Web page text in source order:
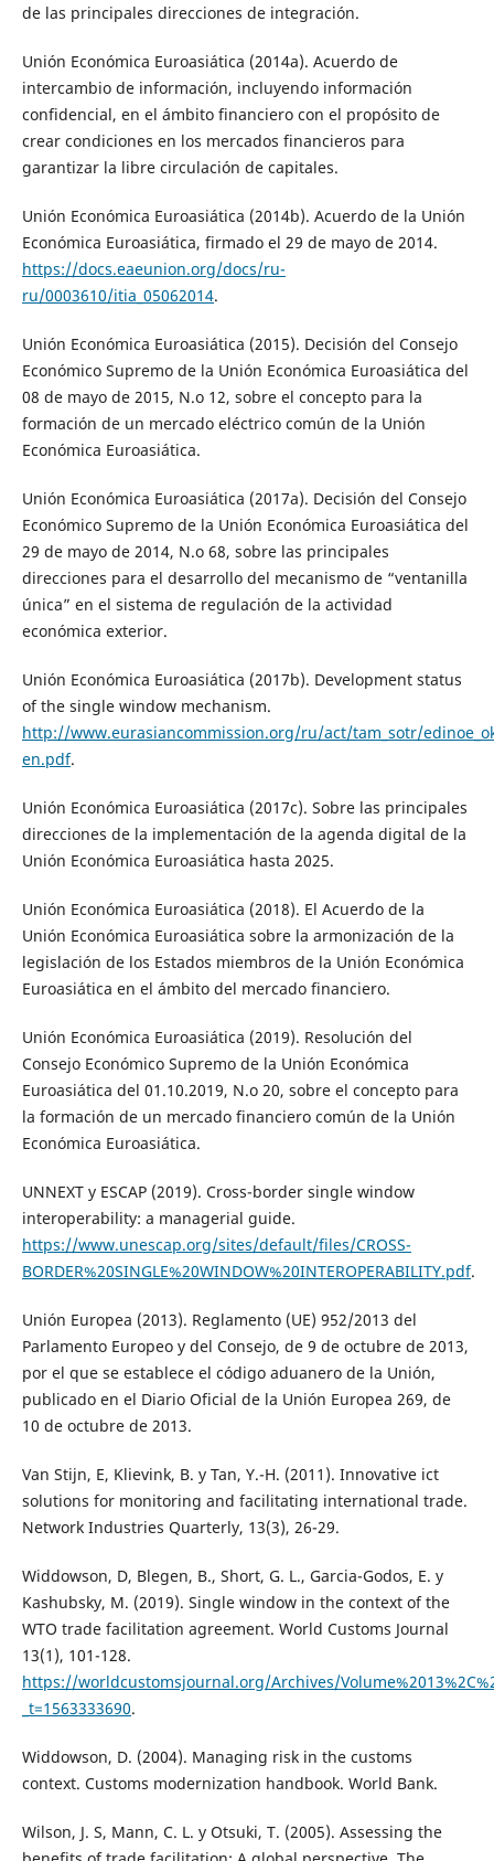
de las principales direcciones de integración.
Unión Económica Euroasiática (2014a). Acuerdo de
intercambio de información, incluyendo información
confidencial, en el ámbito financiero con el propósito de
crear condiciones en los mercados financieros para
garantizar la libre circulación de capitales.
Unión Económica Euroasiática (2014b). Acuerdo de la Unión
Económica Euroasiática, firmado el 29 de mayo de 2014.
https://docs.eaeunion.org/docs/ru-
ru/0003610/itia_05062014.
Unión Económica Euroasiática (2015). Decisión del Consejo
Económico Supremo de la Unión Económica Euroasiática del
08 de mayo de 2015, N.o 12, sobre el concepto para la
formación de un mercado eléctrico común de la Unión
Económica Euroasiática.
Unión Económica Euroasiática (2017a). Decisión del Consejo
Económico Supremo de la Unión Económica Euroasiática del
29 de mayo de 2014, N.o 68, sobre las principales
direcciones para el desarrollo del mecanismo de “ventanilla
única” en el sistema de regulación de la actividad
económica exterior.
Unión Económica Euroasiática (2017b). Development status
of the single window mechanism.
http://www.eurasiancommission.org/ru/act/tam_sotr/
en.pdf.
Unión Económica Euroasiática (2017c). Sobre las principales
direcciones de la implementación de la agenda digital de la
Unión Económica Euroasiática hasta 2025.
Unión Económica Euroasiática (2018). El Acuerdo de la
Unión Económica Euroasiática sobre la armonización de la
legislación de los Estados miembros de la Unión Económica
Euroasiática en el ámbito del mercado financiero.
Unión Económica Euroasiática (2019). Resolución del
Consejo Económico Supremo de la Unión Económica
Euroasiática del 01.10.2019, N.o 20, sobre el concepto para
la formación de un mercado financiero común de la Unión
Económica Euroasiática.
UNNEXT y ESCAP (2019). Cross-border single window
interoperability: a managerial guide.
https://www.unescap.org/sites/default/files/CROSS-
BORDER%20SINGLE%20WINDOW%20INTEROPERABILITY.pdf.
Unión Europea (2013). Reglamento (UE) 952/2013 del
Parlamento Europeo y del Consejo, de 9 de octubre de 2013,
por el que se establece el código aduanero de la Unión,
publicado en el Diario Oficial de la Unión Europea 269, de
10 de octubre de 2013.
Van Stijn, E, Klievink, B. y Tan, Y.-H. (2011). Innovative ict
solutions for monitoring and facilitating international trade.
Network Industries Quarterly, 13(3), 26-29.
Widdowson, D, Blegen, B., Short, G. L., Garcia-Godos, E. y
Kashubsky, M. (2019). Single window in the context of the
WTO trade facilitation agreement. World Customs Journal
13(1), 101-128.
https://worldcustomsjournal.org/Archives/
_t=1563333690.
Widdowson, D. (2004). Managing risk in the customs
context. Customs modernization handbook. World Bank.
Wilson, J. S, Mann, C. L. y Otsuki, T. (2005). Assessing the